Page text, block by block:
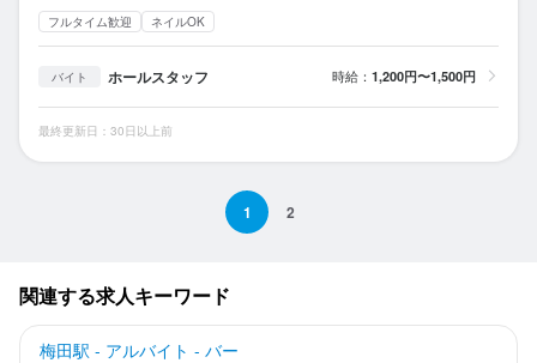
フルタイム歓迎 ネイルOK
バイト ホールスタッフ 時給： 1,200円〜1,500円
最終更新日：30日以上前
1 2
関連する求人キーワード
梅田駅 - アルバイト - バー